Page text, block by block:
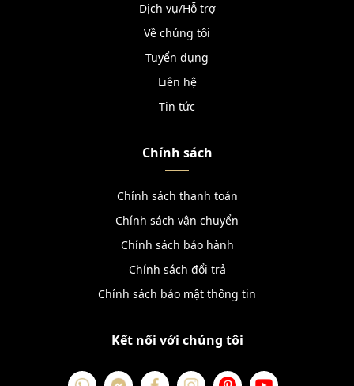
Dịch vụ/Hỗ trợ
Về chúng tôi
Tuyển dụng
Liên hệ
Tin tức
Chính sách
Chính sách thanh toán
Chính sách vận chuyển
Chính sách bảo hành
Chính sách đổi trả
Chính sách bảo mật thông tin
Kết nối với chúng tôi